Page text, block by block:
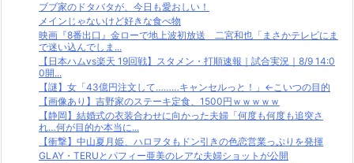
ブブ家のドタバタが、今日も愛おしい！
メインじゃないけど好きな食べ物
映画『8番出口』金ローで地上波初放送 二宮和也「まさかテレビにま
で迷い込んでしま...
【日本ハムvs楽天 19回戦】スタメン・打順速報｜試合実況｜8/9 14:0
0開...
【謎】女「43億円注文して………キャンセルっと！」←こいつの目的
【画像あり】吉野家のステーキ定食、1500円ｗｗｗｗｗ
【静岡】結婚式の衣装合わせに向かった夫婦「何度も何度も追突さ
れ…何が目的か本当に...
【衝撃】中山夏月姫、ハロヲタもドン引きの色恋営業っぷりを発揮
GLAY・TERUとパフィー亜美のレアな夫婦ショットが公開